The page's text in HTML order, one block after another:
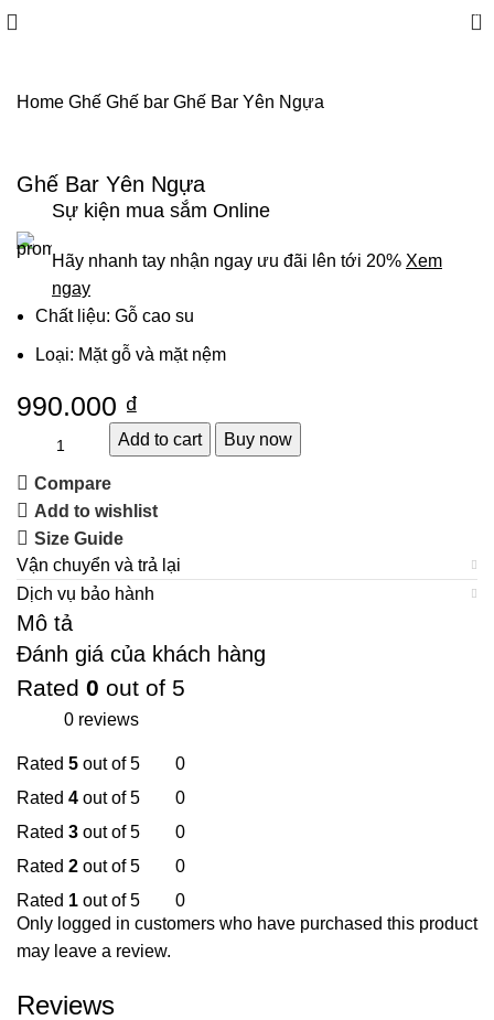
0
Home Ghế Ghế bar Ghế Bar Yên Ngựa
Ghế Bar Yên Ngựa
Sự kiện mua sắm Online
Hãy nhanh tay nhận ngay ưu đãi lên tới 20% Xem
ngay
Chất liệu: Gỗ cao su
Loại: Mặt gỗ và mặt nệm
990.000 ₫
Add to cart Buy now
Compare
Add to wishlist
Size Guide
Vận chuyển và trả lại
Dịch vụ bảo hành
Mô tả
Đánh giá của khách hàng
Rated 0 out of 5
0 reviews
Rated 5 out of 5
0
Rated 4 out of 5
0
Rated 3 out of 5
0
Rated 2 out of 5
0
Rated 1 out of 5 0
Reviews
Only logged in customers who have purchased this product
may leave a review.